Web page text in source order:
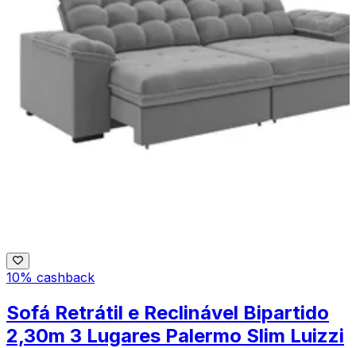
10% cashback
Sofá Retrátil e Reclinável Bipartido
2,30m 3 Lugares Palermo Slim Luizzi